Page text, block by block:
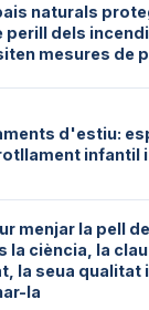
naturals
perill dels
mesures de
d'estiu:
infantil
menjar la pell
la ciència, la
la seua qualitat
la